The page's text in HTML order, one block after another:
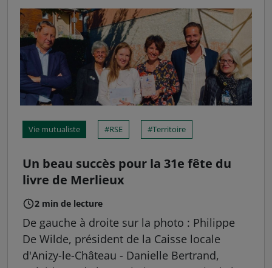
Vie mutualiste RSE Territoire
Un beau succès pour la 31e fête du
livre de Merlieux
2 min de lecture
De gauche à droite sur la photo : Philippe
De Wilde, président de la Caisse locale
d'Anizy-le-Château - Danielle Bertrand,